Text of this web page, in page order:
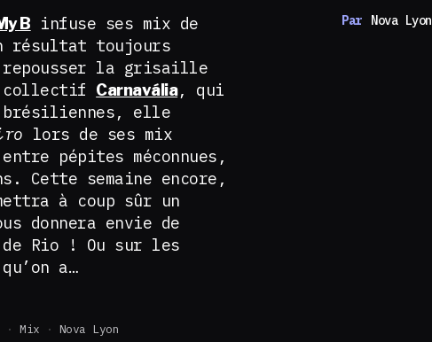
B infuse ses mix de
résultat toujours
la grisaille
collectif Carnavália, qui
brésiliennes, elle
lors de ses mix
pépites méconnues,
Cette semaine encore,
à coup sûr un
donnera envie de
Rio ! Ou sur les
a…
Mix Nova Lyon
Par Nova Lyon